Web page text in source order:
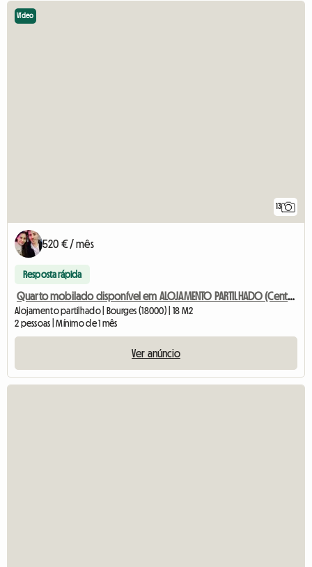
13
Vídeo
520 € / mês
Resposta rápida
Quarto mobilado disponível em ALOJAMENTO PARTILHADO (Centro da cidade)
Alojamento partilhado | Bourges (18000) | 18 M2
2 pessoas | Mínimo de 1 mês
Ver anúncio